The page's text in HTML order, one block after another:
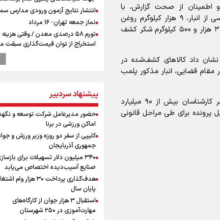
اطمینان از صحت گزارش، با
هماهنگی مقام قضایی به محل اعزام شدند و در بازرسی از انبار، ۹ هزار کیلوگرم روغن
خوراکی، ۳۰۰ کیلوگرم چای، ۲ هزار و ۸۰۰ کیلوگرم قند و ۳ هزار و ۵۰۰ کیلوگرم شکر کشف
نشان داد کالاهای کشف‌شده در
مقام قضایی، انبار مذکور پلمب
وی خاطرنشان کرد: ارزش کالاهای کشف‌شده بنا بر نظر کارشناسان بیش از ۹۰ میلیارد
پرونده برای طی مراحل قانونی
انتشار نتایج آزمون ورودی مدارس
نماز جمعه تهران- ۱۶ مرداد
تورم ۵۸ درصدی معدن / وقتی هزینه
استخراج از توان قیمت‌گذاری سبقت
ترامپ انگشت تهدید را به سمت
وزیر ورزش و جوانان ایران از مرکز ملی
جمهوری آذربایجان بازدید کرد
دروازه‌بان سرشناس پرسپولیس در
فسخ قرارداد!
بازدید وزیر ورزش ایران از مجموعه ملی
تیراندازی باکو یکی از مجهزترین مراکز
تیراندازی منطقه
پزشکیان: مذاکره به معنای تسلیم
دولت برای خدمت به مردم خواهد
هیچ اختلافی میان دولت و نیروهای
وجود ندارد
یمن، ایستاده در برابر تحریم و تجاوز
پیشنهاد سردبیر
حضور مدیرعامل شرکت توسعه و
اماکن ورزشی در برنا
کلیپی از سفر دو روزه وزیر ورزش و
جمهوری آذربایجان
۳۴۰ میلیون دلار تسهیلات برای
صنایع آسیب‌دیده اختصاص می‌یابد
هدف‌گذاری پرداخت ۳۰ هزار وام
پایان سال
استقبال ۳ هزار جوان از کارگاه‌های
مهارت‌آموزی در ۲۵۰ شهرستان